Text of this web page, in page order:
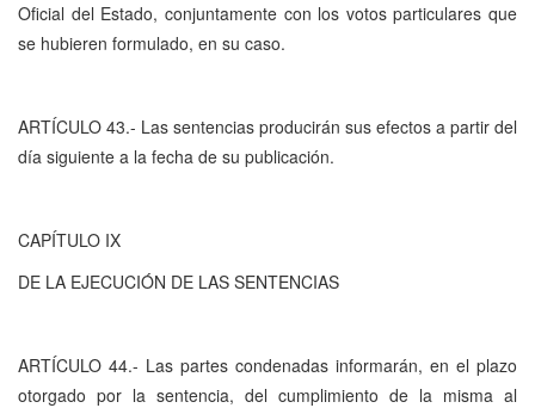
Oficial del Estado, conjuntamente con los votos particulares que
se hubieren formulado, en su caso.
ARTÍCULO 43.- Las sentencias producirán sus efectos a partir del
día siguiente a la fecha de su publicación.
CAPÍTULO IX
DE LA EJECUCIÓN DE LAS SENTENCIAS
ARTÍCULO 44.- Las partes condenadas informarán, en el plazo
otorgado por la sentencia, del cumplimiento de la misma al